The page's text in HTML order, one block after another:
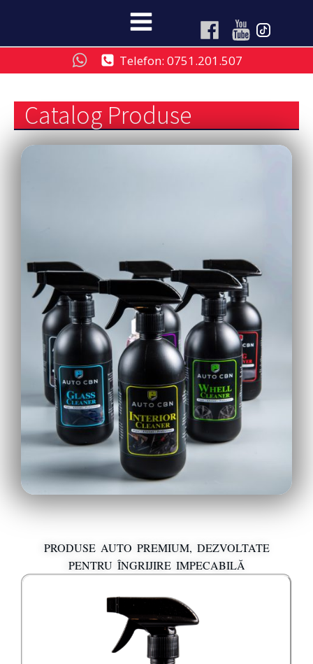
Telefon: 0751.201.507
Catalog Produse
PRODUSE AUTO PREMIUM, DEZVOLTATE
PENTRU ÎNGRIJIRE IMPECABILĂ